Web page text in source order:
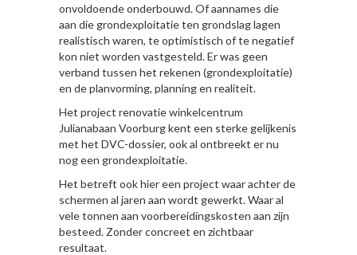
onvoldoende onderbouwd. Of aannames die
aan die grondexploitatie ten grondslag lagen
realistisch waren, te optimistisch of te negatief
kon niet worden vastgesteld. Er was geen
verband tussen het rekenen (grondexploitatie)
en de planvorming, planning en realiteit.
Het project renovatie winkelcentrum
Julianabaan Voorburg kent een sterke gelijkenis
met het DVC-dossier, ook al ontbreekt er nu
nog een grondexploitatie.
Het betreft ook hier een project waar achter de
schermen al jaren aan wordt gewerkt. Waar al
vele tonnen aan voorbereidingskosten aan zijn
besteed. Zonder concreet en zichtbaar
resultaat.